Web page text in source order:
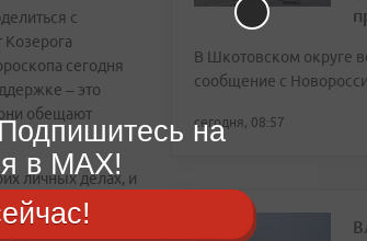
с
сегодня
– это
они обещают
личных делах, и
И на это есть
и если
В Шкотовском округе
сообщение с
сегодня, 08:57
на
в MAX!